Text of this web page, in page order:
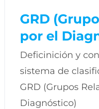
GRD
por el
Deficinición y
sistema de
GRD (Grupos
Diagnóstico)